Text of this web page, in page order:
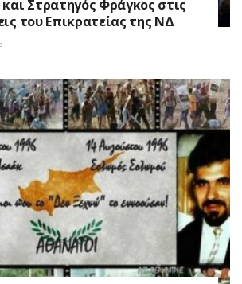
Στρατηγός Φράγκος στις
του Επικρατείας της ΝΔ